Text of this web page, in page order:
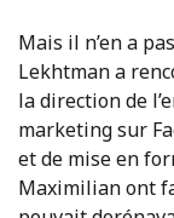
Mais il n’en a
Lekhtman a
la direction de
marketing sur
et de mise en
Maximilian ont